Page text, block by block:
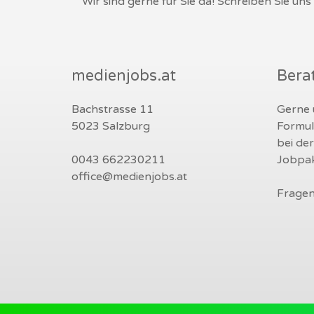
medienjobs.at
Bachstrasse 11
5023 Salzburg
0043 662230211
office@medienjobs.at
Gerne
bei